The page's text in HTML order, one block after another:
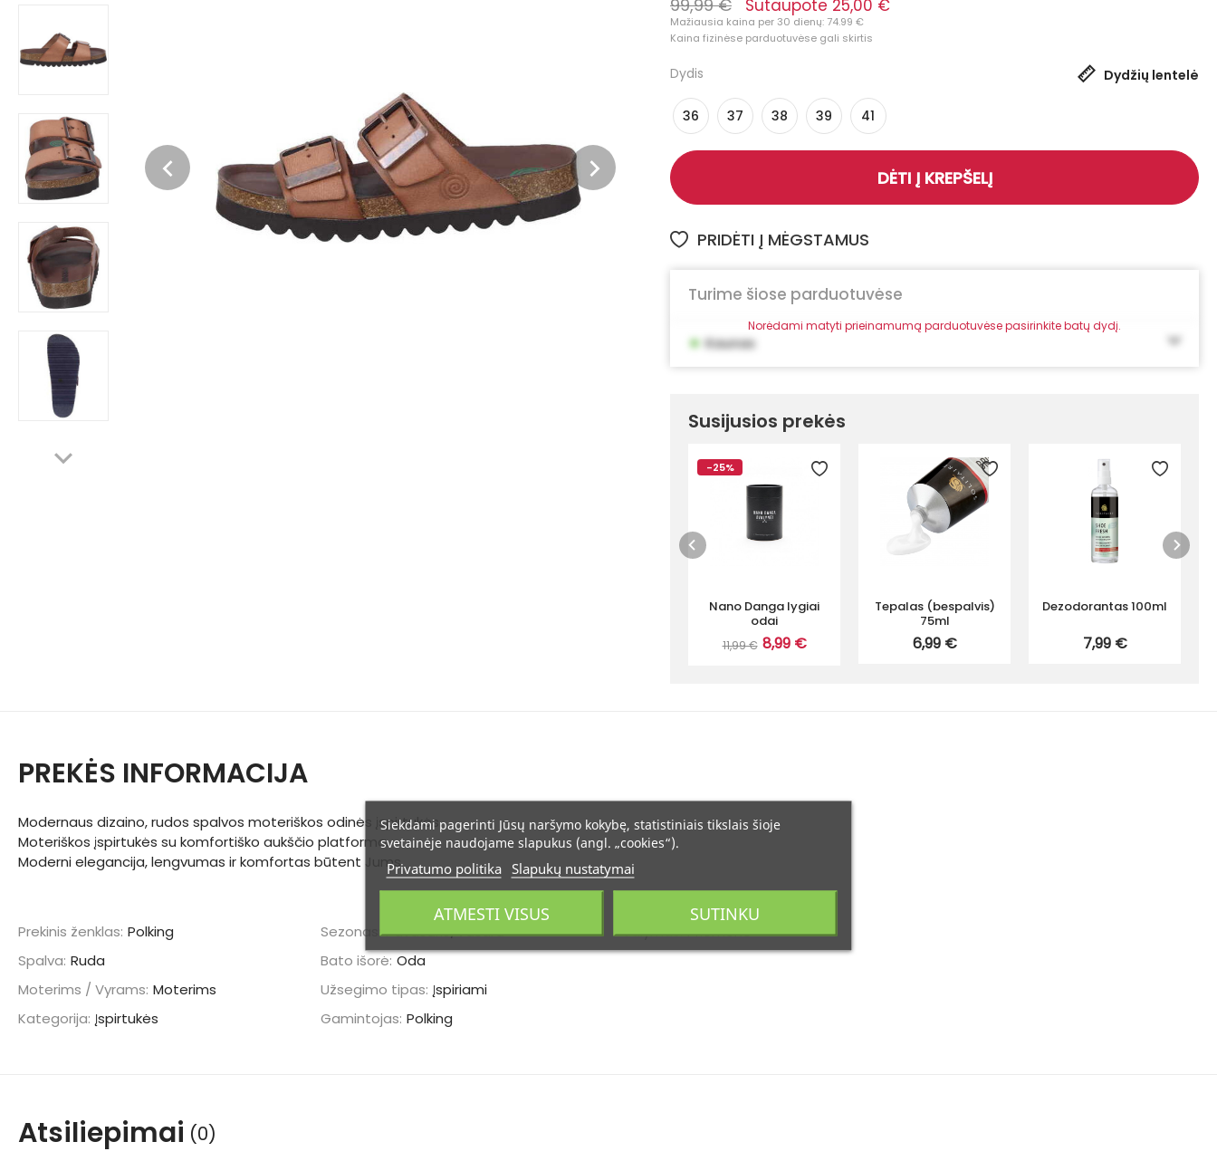
99,99 € Sutaupote 25,00 €
Mažiausia kaina per 30 dienų: 74.99 €
Kaina fizinėse parduotuvėse gali skirtis
Dydis Dydžių lentelė
36 37 38 39 41
DĖTI Į KREPŠELĮ
PRIDĖTI Į MĖGSTAMUS
Turime šiose parduotuvėse
Norėdami matyti prieinamumą parduotuvėse pasirinkite batų dydį.
• Kaunas
Susijusios prekės
-25%
Nano Danga lygiai
odai
11,99 € 8,99 €
Tepalas (bespalvis)
75ml
6,99 €
Dezodorantas 100ml
7,99 €
PREKĖS INFORMACIJA
Modernaus dizaino, rudos spalvos moteriškos odinės įspirtukės.
Moteriškos įspirtukės su komfortiško aukščio platforma.
Moderni elegancija, lengvumas ir komfortas būtent Jums.
Prekinis ženklas: Polking
Spalva: Ruda
Moterims / Vyrams: Moterims
Kategorija: Įspirtukės
Sezonas: Pavasaris/Vasara
Bato išorė: Oda
Užsegimo tipas: Įspiriami
Gamintojas: Polking
Valymas: Priemonė
Atsiliepimai (0)
Siekdami pagerinti Jūsų naršymo kokybę, statistiniais tikslais šioje
svetainėje naudojame slapukus (angl. „cookies“).
Privatumo politika Slapukų nustatymai
ATMESTI VISUS SUTINKU